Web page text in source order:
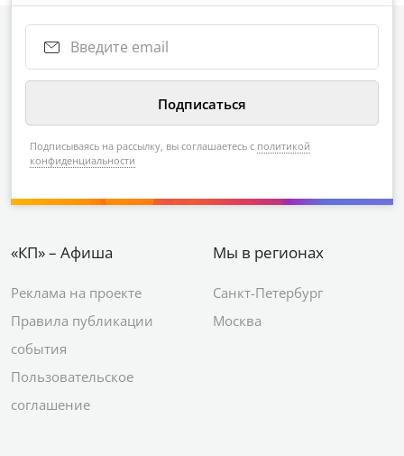
Подписываясь на рассылку, вы соглашаетесь с политикой
конфиденциальности
«КП» – Афиша
Реклама на проекте
Правила публикации
события
Пользовательское
соглашение
Мы в регионах
Санкт-Петербург
Москва